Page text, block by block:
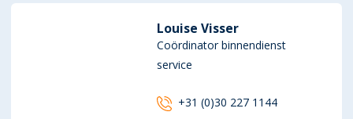
Louise Visser
Coördinator binnendienst
service
+31 (0)30 227 1144